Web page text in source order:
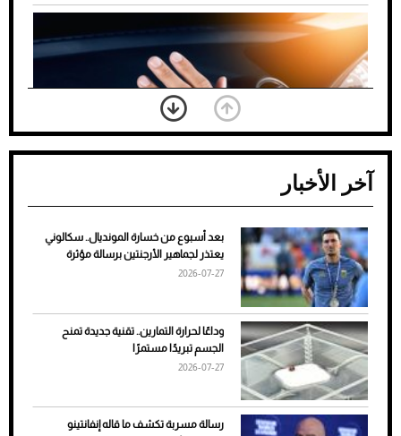
ضعف تبريد مكيف السيارة عند الوقوف.. أشهر
الأسباب والحلول
آخر الأخبار
بعد أسبوع من خسارة المونديال.. سكالوني
يعتذر لجماهير الأرجنتين برسالة مؤثرة
2026-07-27
وداعًا لحرارة التمارين.. تقنية جديدة تمنح
الجسم تبريدًا مستمرًا
2026-07-27
رسالة مسربة تكشف ما قاله إنفانتينو